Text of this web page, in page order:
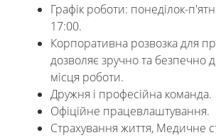
Графік роботи: понеділок-
17:00.
Корпоративна розвозка для
дозволяє зручно та безпечно
місця роботи.
Дружня і професійна команда.
Офіційне працевлаштування.
Страхування життя, Медичне